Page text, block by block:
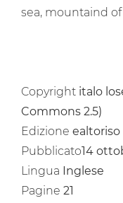
sea, mountaind
Copyright italo
Commons 2.5)
Edizione ealtoriso
Pubblicato14
Lingua Inglese
Pagine 21